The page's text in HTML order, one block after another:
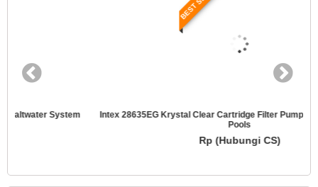
Intex 28635EG Krystal Clear Cartridge Filter Pump For Above Ground
Rp (Hubungi CS)